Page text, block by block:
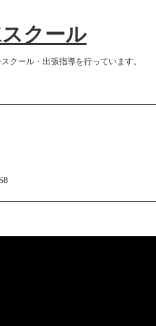
クール
クール・出張指導を行っています。